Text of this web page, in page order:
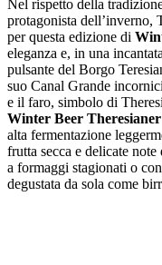
Nel rispetto della
protagonista dell’inverno,
per questa edizione di
eleganza e, in una
pulsante del Borgo
suo Canal Grande
e il faro, simbolo di
Winter Beer Theresianer
alta fermentazione
frutta secca e delicate
a formaggi stagionati o
degustata da sola come